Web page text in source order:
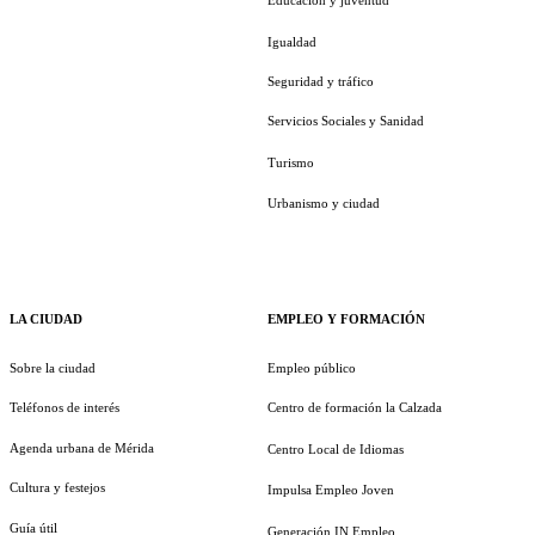
LA CIUDAD
Sobre la ciudad
Teléfonos de interés
Agenda urbana de Mérida
Cultura y festejos
Guía útil
Igualdad
Seguridad y tráfico
Servicios Sociales y Sanidad
Turismo
Urbanismo y ciudad
EMPLEO Y FORMACIÓN
Empleo público
Centro de formación la Calzada
Centro Local de Idiomas
Impulsa Empleo Joven
Generación IN Empleo